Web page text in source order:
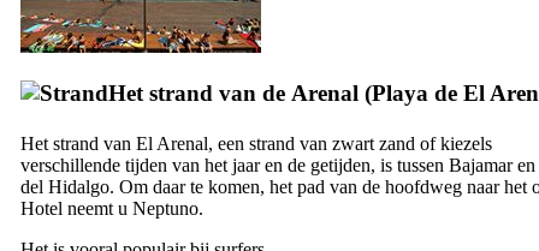
Het strand van de Arenal (Playa de El
Het strand van El Arenal, een strand van zwart zand of kiezels
verschillende tijden van het jaar en de getijden, is tussen Bajamaren
del Hidalgo. Om daar te komen, het pad van de hoofdweg naar het
Hotel neemt u Neptuno.